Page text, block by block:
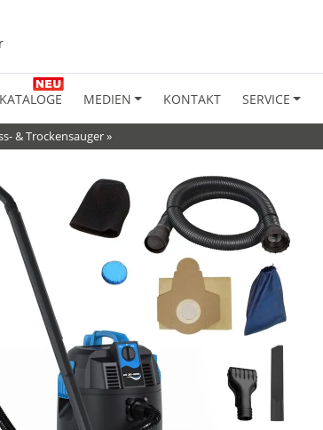
KATALOGE MEDIEN KONTAKT SERVICE
& Trockensauger»